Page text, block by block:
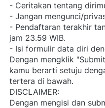
- Ceritakan tentang
- Jangan mengunci/
- Pendaftaran terakhir
jam 23.59 WIB.
- Isi formulir data diri
Dengan mengklik
kamu berarti setuju
tertera di bawah.
DISCLAIMER:
Dengan mengisi dan